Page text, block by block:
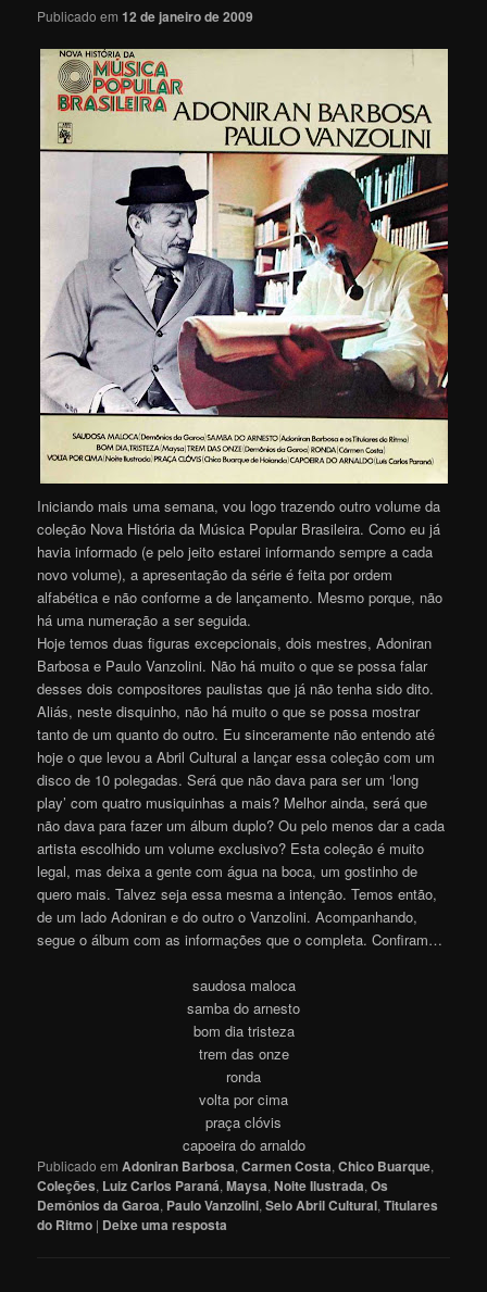
Publicado em12 de janeiro de 2009
Iniciando mais uma semana, vou logo trazendo outro volume da
coleção Nova História da Música Popular Brasileira. Como eu já
havia informado (e pelo jeito estarei informando sempre a cada
novo volume), a apresentação da série é feita por ordem
alfabética e não conforme a de lançamento. Mesmo porque, não
há uma numeração a ser seguida.
Hoje temos duas figuras excepcionais, dois mestres, Adoniran
Barbosa e Paulo Vanzolini. Não há muito o que se possa falar
desses dois compositores paulistas que já não tenha sido dito.
Aliás, neste disquinho, não há muito o que se possa mostrar
tanto de um quanto do outro. Eu sinceramente não entendo até
hoje o que levou a Abril Cultural a lançar essa coleção com um
disco de 10 polegadas. Será que não dava para ser um ‘long
play’ com quatro musiquinhas a mais? Melhor ainda, será que
não dava para fazer um álbum duplo? Ou pelo menos dar a cada
artista escolhido um volume exclusivo? Esta coleção é muito
legal, mas deixa a gente com água na boca, um gostinho de
quero mais. Talvez seja essa mesma a intenção. Temos então,
de um lado Adoniran e do outro o Vanzolini. Acompanhando,
segue o álbum com as informações que o completa. Confiram…
saudosa maloca
samba do arnesto
bom dia tristeza
trem das onze
ronda
volta por cima
praça clóvis
capoeira do arnaldo
Publicado em Adoniran Barbosa,Carmen Costa,Chico Buarque,
Coleções, Luiz Carlos Paraná,Maysa,Noite Ilustrada,Os
Demônios da Garoa, Paulo Vanzolini,Selo Abril Cultural,Titulares
do Ritmo | Deixe uma resposta